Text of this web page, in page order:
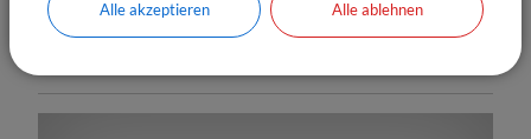
Fachvortrag Agendagruppe 21
Alle akzeptieren Alle ablehnen